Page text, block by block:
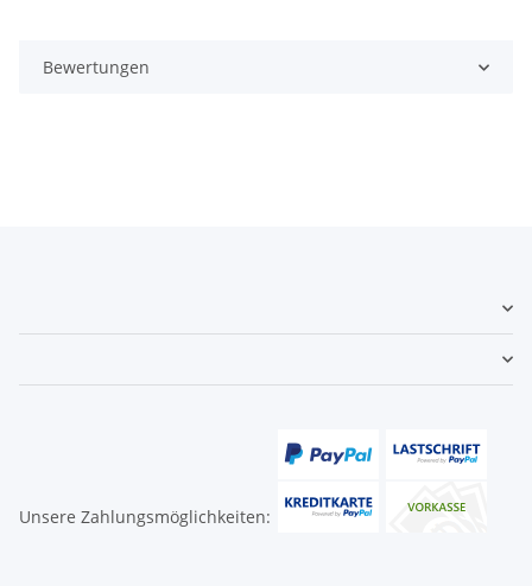
Bewertungen
Unsere Zahlungsmöglichkeiten: